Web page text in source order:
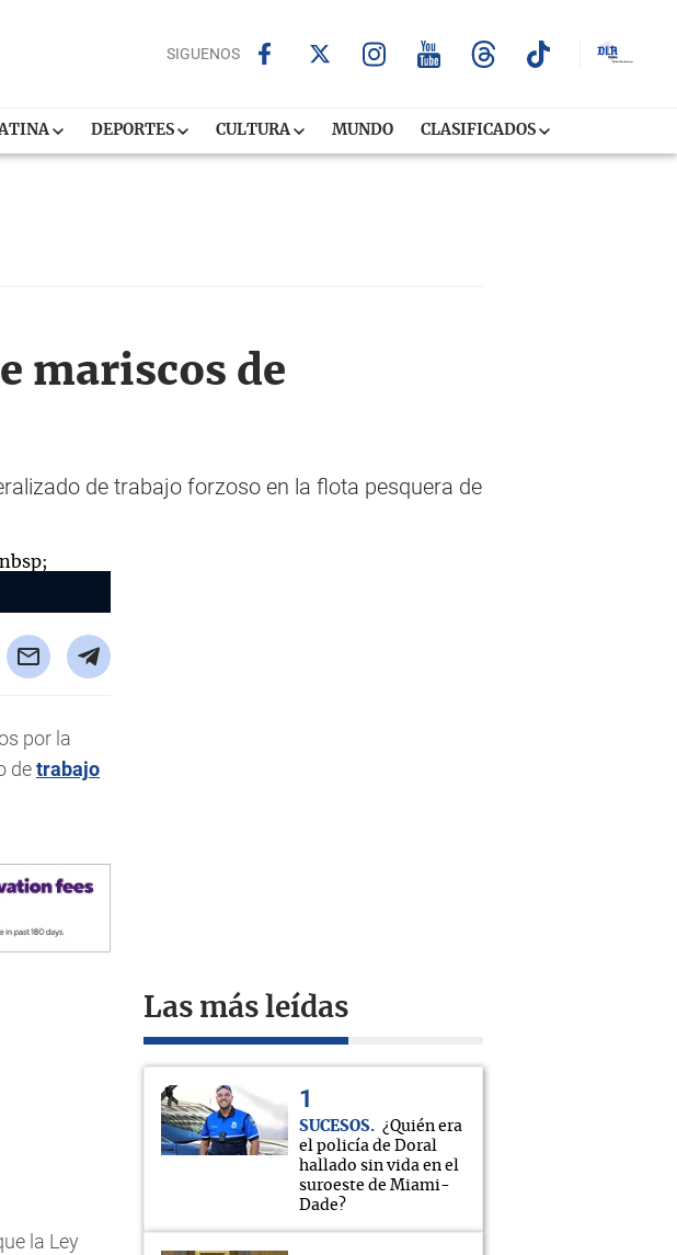
SIGUENOS
DEPORTES CULTURA MUNDO CLASIFICADOS
mariscos de
de trabajo forzoso en la flota pesquera de
por la
detrabajo
la Ley
Las más leídas
SUCESOS
¿Quién era
el policía de Doral
hallado sin vida en el
suroeste de Miami-
Dade?